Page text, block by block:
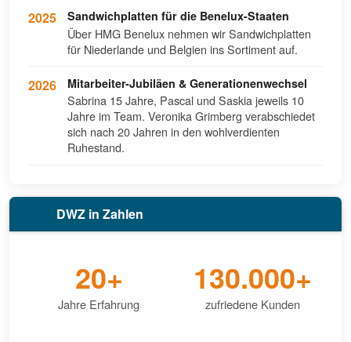
2025 Sandwichplatten für die Benelux-Staaten
Über HMG Benelux nehmen wir Sandwichplatten
für Niederlande und Belgien ins Sortiment auf.
2026 Mitarbeiter-Jubiläen & Generationenwechsel
Sabrina 15 Jahre, Pascal und Saskia jeweils 10
Jahre im Team. Veronika Grimberg verabschiedet
sich nach 20 Jahren in den wohlverdienten
Ruhestand.
DWZ in Zahlen
20+
Jahre Erfahrung
130.000+
zufriedene Kunden